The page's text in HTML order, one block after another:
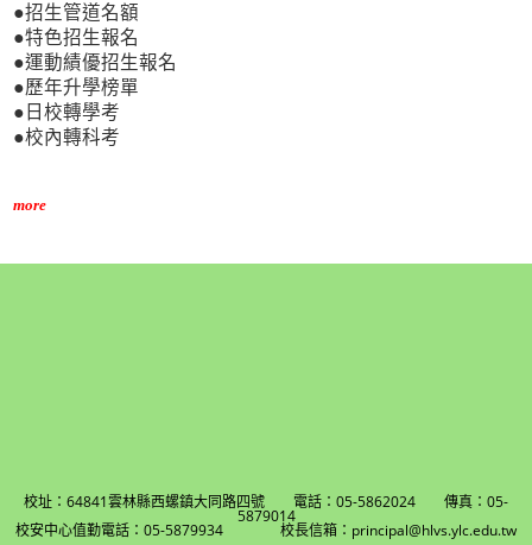
●招生管道名額
●特色招生報名
●運動績優招生報名
●歷年升學榜單
●日校轉學考
●校內轉科考
more
校址：64841雲林縣西螺鎮大同路四號 電話：05-5862024 傳真：05-
5879014
校安中心值勤電話：05-5879934 校長信箱：principal@hlvs.ylc.edu.tw